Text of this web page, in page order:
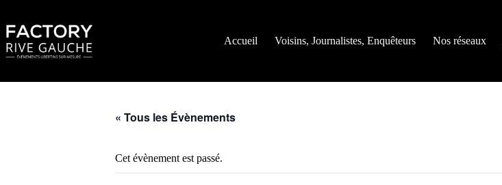
contenu
Accueil
Voisins, Journalistes, Enquêteurs Nos réseaux
« Tous les Évènements
Cet évènement est passé.